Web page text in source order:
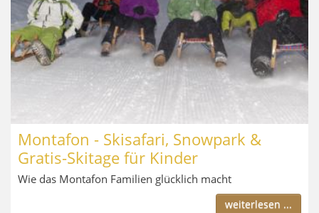
Montafon - Skisafari, Snowpark &
Gratis-Skitage für Kinder
Wie das Montafon Familien glücklich macht
weiterlesen ...